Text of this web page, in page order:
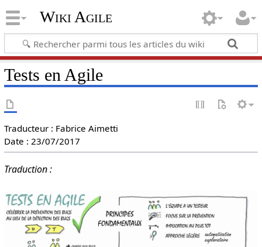
Wiki Agile
Tests en Agile
Traducteur : Fabrice Aimetti
Date : 23/07/2017
Traduction :